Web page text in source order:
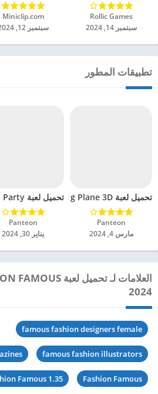
Rollic Games‏
سبتمبر 14, 2024
Miniclip.com‏
سبتمبر 12, 2024
تطبيقات المطور
تحميل لعبة Sling Plane 3D مهكرة للاندرويد 2024
Panteon‏
مارس 4, 2024
تحميل لعبة Goal Party مهكرة للاندرويد 2024
Panteon‏
يناير 30, 2024
2024
famous fashion designers female
famous fashion illustrators
Fashion Famous
Famous 1.35